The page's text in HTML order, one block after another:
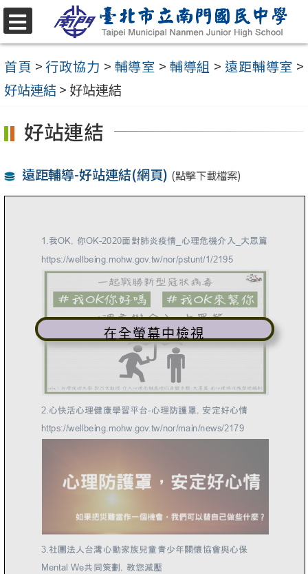
跳
至
主
要
容
選
單
首頁 >行政協力 > 輔導室 > 輔導組 > 遠距輔導室 >
好站連結 > 好站連結
好站連結
遠距輔導-好站連結(網頁) (點擊下載檔案)
在全螢幕中檢視